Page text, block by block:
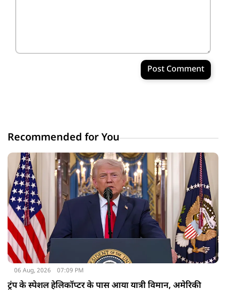
Post Comment
Recommended for You
06 Aug, 2026 07:09 PM
ट्रंप के स्पेशल हेलिकॉप्टर के पास आया यात्री विमान, अमेरिकी